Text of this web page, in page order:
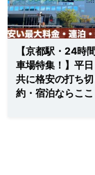
【京都駅・24時
車場特集！】平
共に格安の打ち
約・宿泊ならここ